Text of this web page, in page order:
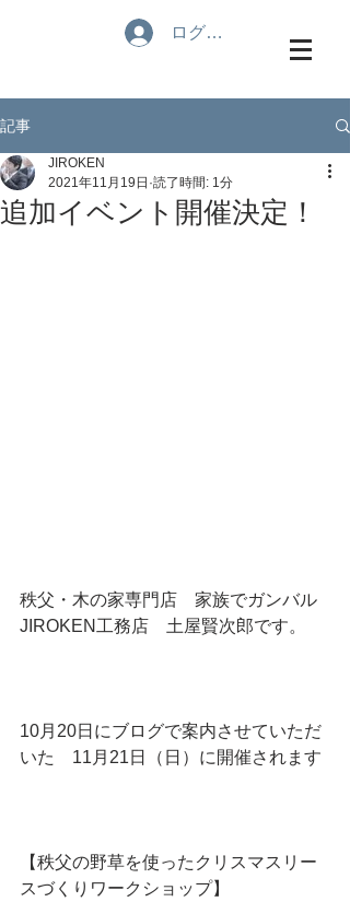
ログイン
記事
追加イベント開催決定！
JIROKEN
2021年11月19日 読了時間: 1分
秩父・木の家専門店　家族でガンバル
JIROKEN工務店　土屋賢次郎です。
10月20日にブログで案内させていただ
いた　11月21日（日）に開催されます
【秩父の野草を使ったクリスマスリー
スづくりワークショップ】